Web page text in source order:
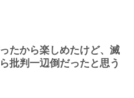
たから楽しめたけど、滅
批判一辺倒だったと思う